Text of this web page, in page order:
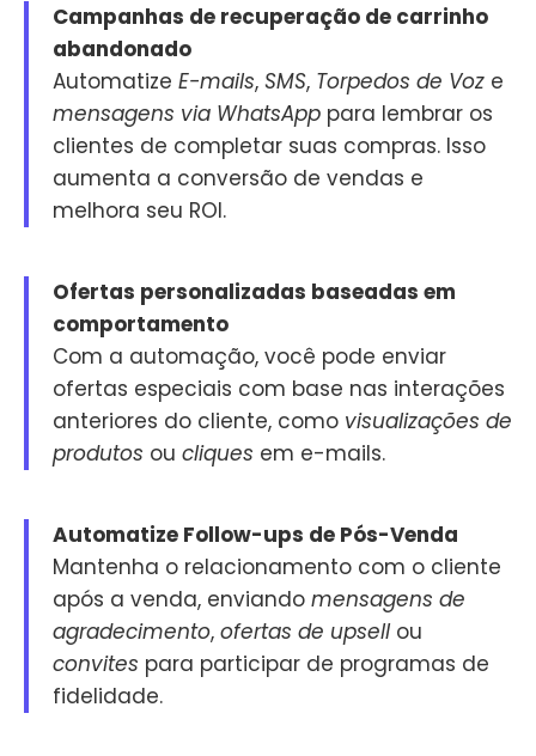
Campanhas de recuperação de carrinho
abandonado
Automatize E-mails, SMS, Torpedos de Voz e
mensagens via WhatsApp para lembrar os
clientes de completar suas compras. Isso
aumenta a conversão de vendas e
melhora seu ROI.
Ofertas personalizadas baseadas em
comportamento
Com a automação, você pode enviar
ofertas especiais com base nas interações
anteriores do cliente, como visualizações de
produtos ou cliques em e-mails.
Automatize Follow-ups de Pós-Venda
Mantenha o relacionamento com o cliente
após a venda, enviando mensagens de
agradecimento, ofertas de upsellou
convites para participar de programas de
fidelidade.